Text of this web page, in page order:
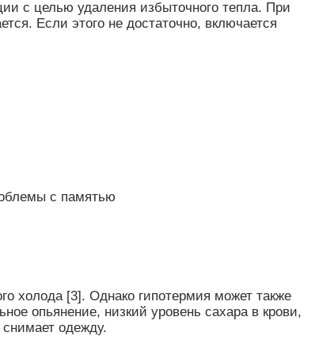
с целью удаления избыточного тепла. При
Если этого не достаточно, включается
с памятью
холода [3]. Однако гипотермия может также
опьянение, низкий уровень сахара в крови,
одежду.